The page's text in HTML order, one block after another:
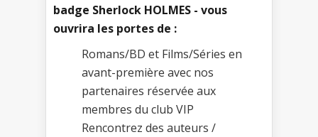
badge Sherlock HOLMES - vous
ouvrira les portes de :
Romans/BD et Films/Séries en
avant-première avec nos
partenaires réservée aux
membres du club VIP
Rencontrez des auteurs /